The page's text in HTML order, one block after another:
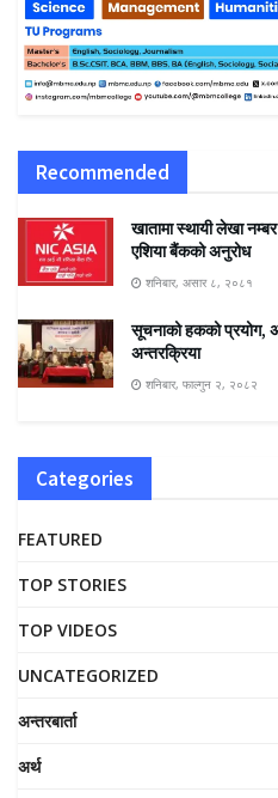
Recommended
खातामा स्थायी लेखा
एशिया बैंकको अनुरोध
शनिबार, असार ८, २०८१
सूचनाको हकको प्रयोग,
अन्तरक्रिया
शनिबार, फाल्गुन २, २०८२
Categories
FEATURED
TOP STORIES
TOP VIDEOS
UNCATEGORIZED
अन्तरबार्ता
अर्थ